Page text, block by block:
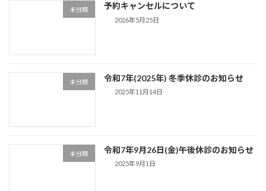
未分類 予約キャンセルについて
2026年5月25日
未分類 令和7年(2025年) 冬季休診のお知らせ
2025年11月14日
未分類 令和7年9月26日(金)午後休診のお知らせ
2025年9月1日